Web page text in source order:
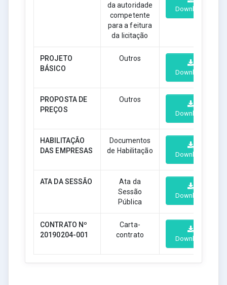
da autoridade
competente
para a feitura
da licitação
Download
PROJETO
BÁSICO
Outros
Download
PROPOSTA DE
PREÇOS
Outros
Download
HABILITAÇÃO
DAS EMPRESAS
Documentos
de Habilitação
Download
ATA DA SESSÃO
Ata da
Sessão
Pública
Download
CONTRATO Nº
20190204-001
Carta-
contrato
Download